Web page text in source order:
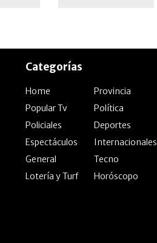
Categorías
Home
Provincia
Popular Tv
Política
Policiales
Deportes
Espectáculos
Internacionales
General
Tecno
Lotería y Turf
Horóscopo